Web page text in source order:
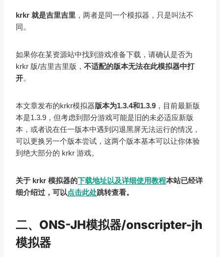
krkr 就是吉里吉里 ，两者是同一个模拟器，只是叫法不
同。
如果你在某资源站中找到游戏准备下载，请确认是否为
krkr 版/吉里吉里版， 不适配的版本无法在此模拟器中打
开。
本文章发布的krkr模拟器版本为1.3.4和1.3.9 ，目前最新版
本是1.3.9，但考虑到部分游戏可能是旧的未必适应新版
本，或者说在任一版本中遇到闪退黑屏无法运行的情况，
可以更换另一个版本尝试，这两个版本基本可以让你体验
到绝大部分的 krkr 游戏。
关于 krkr 模拟器的下载地址以及详细使用教程本站已经详
细介绍过，可以点击此处跳转查看。
二、ONS-JH模拟器/onscripter-jh
模拟器